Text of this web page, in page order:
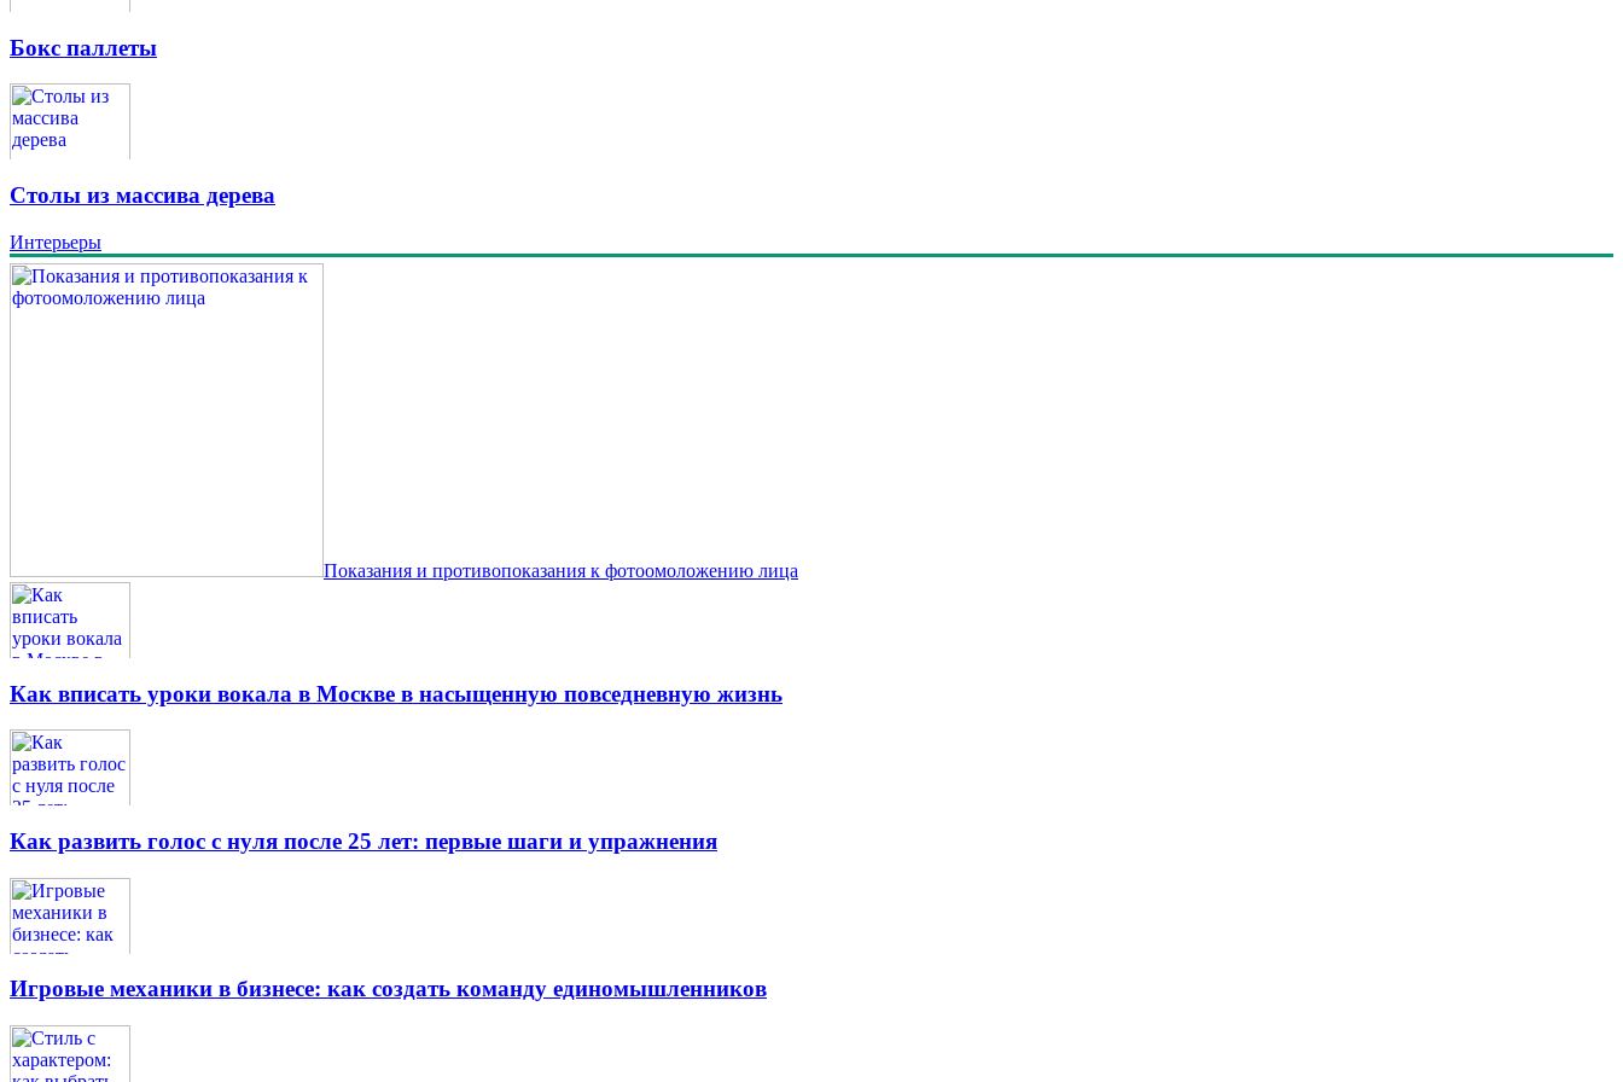
Бокс паллеты
Столы из массива дерева
Интерьеры
Показания и противопоказания к фотоомоложению лица
Как вписать уроки вокала в Москве в насыщенную повседневную жизнь
Как развить голос с нуля после 25 лет: первые шаги и упражнения
Игровые механики в бизнесе: как создать команду единомышленников